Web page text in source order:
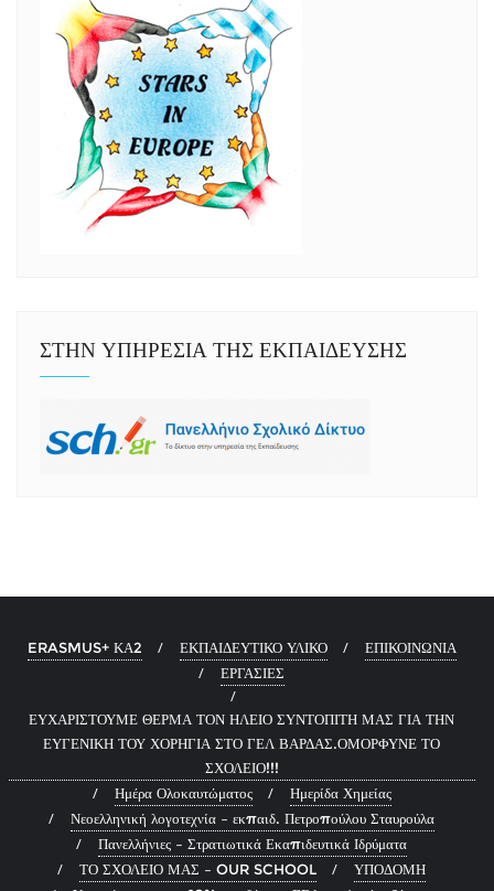
ΣΤΗΝ ΥΠΗΡΕΣΙΑ ΤΗΣ ΕΚΠΑΙΔΕΥΣΗΣ
ERASMUS+ ΚΑ2 ΕΚΠΑΙΔΕΥΤΙΚΟ ΥΛΙΚΟ
ΕΠΙΚΟΙΝΩΝΙΑ
ΕΡΓΑΣΙΕΣ
ΕΥΧΑΡΙΣΤΟΥΜΕ ΘΕΡΜΑ ΤΟΝ ΗΛΕΙΟ ΣΥΝΤΟΠΙΤΗ ΜΑΣ ΓΙΑ ΤΗΝ
ΕΥΓΕΝΙΚΗ ΤΟΥ ΧΟΡΗΓΙΑ ΣΤΟ ΓΕΛ ΒΑΡΔΑΣ.ΟΜΟΡΦΥΝΕ ΤΟ
ΣΧΟΛΕΙΟ!!!
Ημέρα Ολοκαυτώματος
Ημερίδα Χημείας
Νεοελληνική λογοτεχνία – εκπαιδ. Πετροπούλου Σταυρούλα
Πανελλήνιες – Στρατιωτικά Εκαπιδευτικά Ιδρύματα
ΤΟ ΣΧΟΛΕΙΟ ΜΑΣ – OUR SCHOOL
ΥΠΟΔΟΜΗ